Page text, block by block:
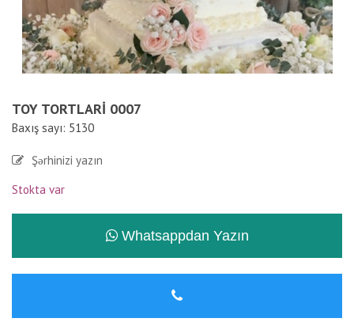
TOY TORTLARI 0007
Baxış sayı: 5130
Şərhinizi yazın
Stokta var
Whatsappdan Yazın